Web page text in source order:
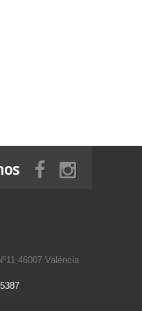
46007 Valéncia